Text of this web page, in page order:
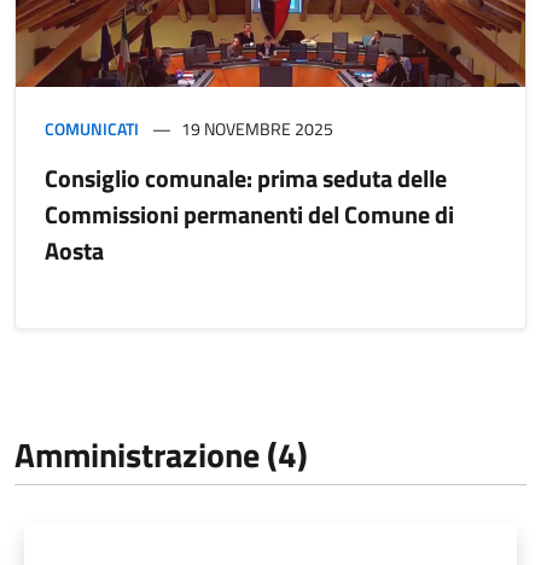
COMUNICATI 19 NOVEMBRE 2025
Consiglio comunale: prima seduta delle
Commissioni permanenti del Comune di
Aosta
Amministrazione (4)